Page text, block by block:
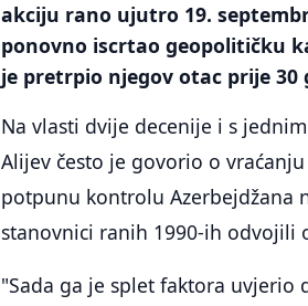
akciju rano ujutro 19.
ponovno iscrtao geopolitičku
je pretrpio njegov otac prije 30
Na vlasti dvije decenije i s
Alijev često je govorio o
potpunu kontrolu Azerbejdžana
stanovnici ranih 1990-ih odvojili
"Sada ga je splet faktora uvjerio